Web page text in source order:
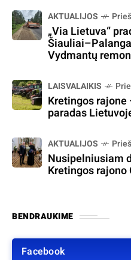
AKTUALIJOS
„Via Lietuva“
Vydmantų
LAISVALAIKIS
Kretingos
paradas
AKTUALIJOS
Nusipelniusiam
Kretingos
BENDRAUKIME
Facebook